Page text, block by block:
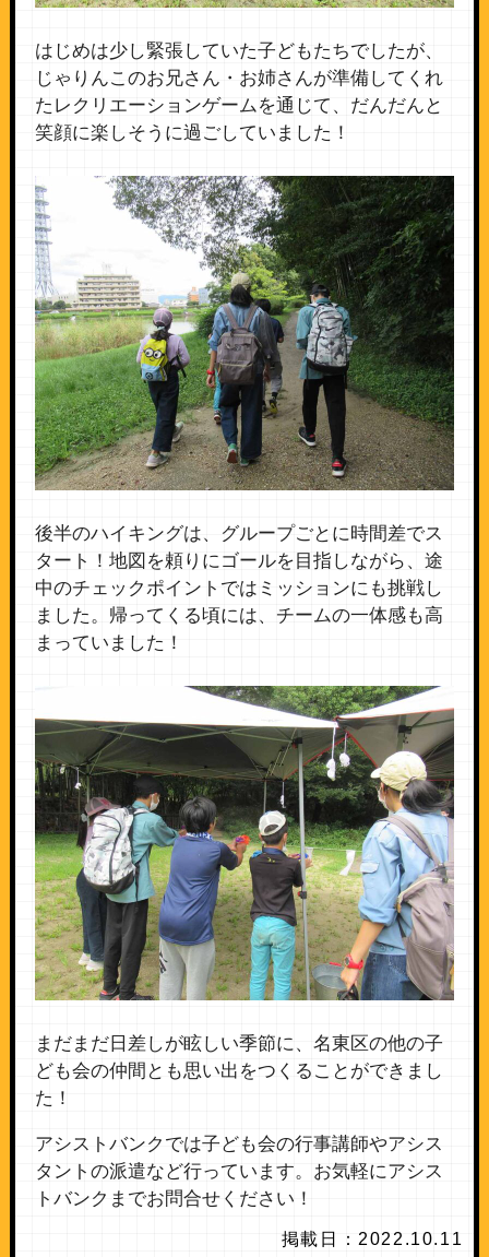
はじめは少し緊張していた子どもたちでしたが、
じゃりんこのお兄さん・お姉さんが準備してくれ
たレクリエーションゲームを通じて、だんだんと
笑顔に楽しそうに過ごしていました！
後半のハイキングは、グループごとに時間差でス
タート！地図を頼りにゴールを目指しながら、途
中のチェックポイントではミッションにも挑戦し
ました。帰ってくる頃には、チームの一体感も高
まっていました！
まだまだ日差しが眩しい季節に、名東区の他の子
ども会の仲間とも思い出をつくることができまし
た！
アシストバンクでは子ども会の行事講師やアシス
タントの派遣など行っています。お気軽にアシス
トバンクまでお問合せください！
掲載日：2022.10.11